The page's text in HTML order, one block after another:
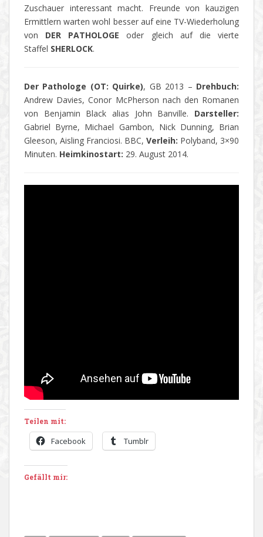
Zuschauer interessant macht. Freunde von kauzigen
Ermittlern warten wohl besser auf eine TV-Wiederholung
von DER PATHOLOGE oder gleich auf die vierte
Staffel SHERLOCK.
Der Pathologe (OT: Quirke), GB 2013 – Drehbuch:
Andrew Davies, Conor McPherson nach den Romanen
von Benjamin Black alias John Banville. Darsteller:
Gabriel Byrne, Michael Gambon, Nick Dunning, Brian
Gleeson, Aisling Franciosi. BBC, Verleih: Polyband, 3×90
Minuten. Heimkinostart: 29. August 2014.
Teilen mit:
Facebook Tumblr
Gefällt mir: